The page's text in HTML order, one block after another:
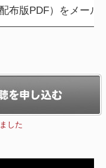
布版PDF）をメール
した